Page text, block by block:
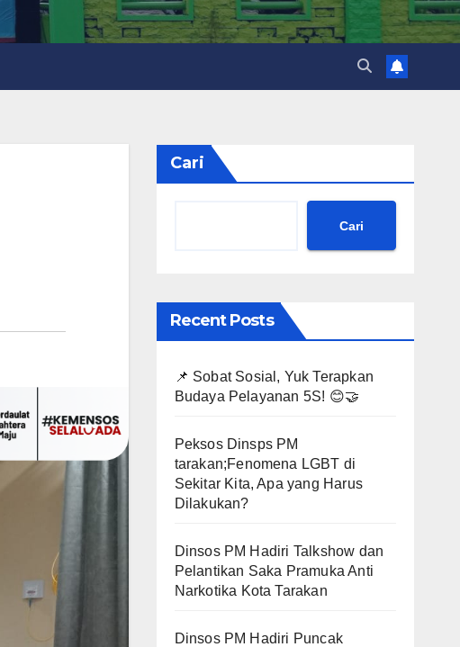
Cari
Cari
Recent Posts
📌 Sobat Sosial, Yuk Terapkan
Budaya Pelayanan 5S! 😊🤝
Peksos Dinsps PM
tarakan;Fenomena LGBT di
Sekitar Kita, Apa yang Harus
Dilakukan?
Dinsos PM Hadiri Talkshow dan
Pelantikan Saka Pramuka Anti
Narkotika Kota Tarakan
Dinsos PM Hadiri Puncak